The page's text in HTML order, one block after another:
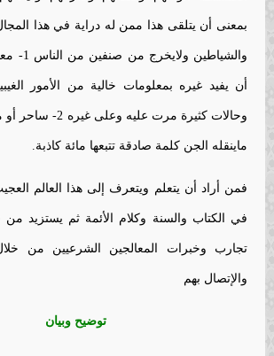
بمعنى أن يتلقى هذا ممن له دراية في هذا
أن يفيد غيره بمعلومات خالية من الأمور
وحالات كثيرة مرت
ماينقله الجن كلمة صادقة تتبعها مائة كاذبة.
فمن أراد أن يتعلم ويتعرف إلى هذا العالم
في الكتاب والسنة وكلام الأئمة ثم يستزيد من
تجارب وخبرات المعالجين الشرعيين من
والإتصال بهم
توضيح وبيان